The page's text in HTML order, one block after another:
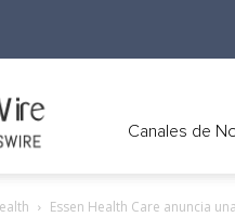
Canales de
Essen Health Care anuncia